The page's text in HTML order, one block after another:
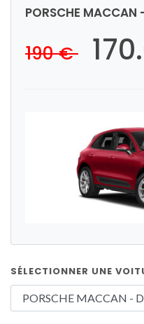
PORSCHE
190 €
SÉLECTIONNER UNE